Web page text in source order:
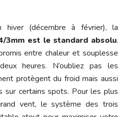
(décembre à février), la
3mm est le standard absolu.
entre chaleur et souplesse
heures. N’oubliez pas les
protègent du froid mais aussi
sur certains spots. Pour les plus
vent, le système des trois